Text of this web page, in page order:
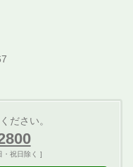
ださい。
祝日除く ]